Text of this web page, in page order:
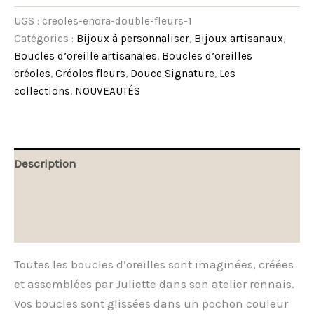
UGS : creoles-enora-double-fleurs-1
Catégories : Bijoux à personnaliser, Bijoux artisanaux,
Boucles d’oreille artisanales, Boucles d’oreilles
créoles, Créoles fleurs, Douce Signature, Les
collections, NOUVEAUTÉS
Description
Toutes les boucles d’oreilles sont imaginées, créées
et assemblées par Juliette dans son atelier rennais.
Vos boucles sont glissées dans un pochon couleur